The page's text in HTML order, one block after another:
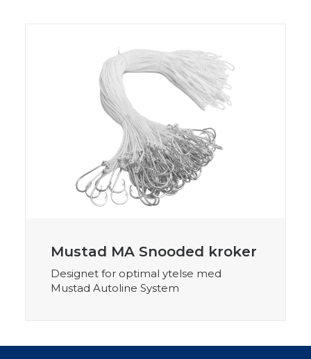
Mustad MA Snooded kroker
Designet for optimal ytelse med
Mustad Autoline System